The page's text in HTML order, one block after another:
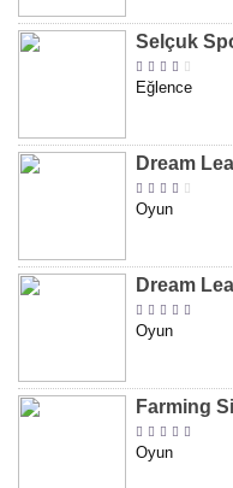
Eğlence
Oyun
Oyun
Oyun